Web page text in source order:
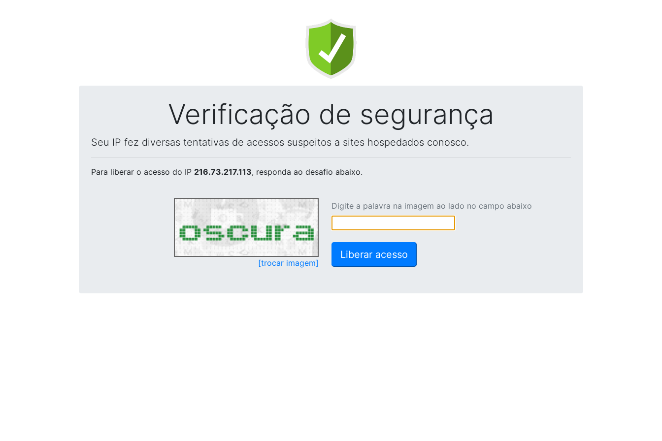
Verificação de segurança
Seu IP fez diversas tentativas de acessos suspeitos a sites hospedados conosco.
Para liberar o acesso do IP 216.73.217.113, responda ao desafio abaixo.
[trocar imagem]
Digite a palavra na imagem ao lado no campo abaixo